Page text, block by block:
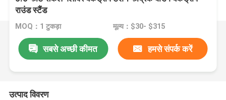
राउंड स्टैंड
MOQ：1 टुकड़ा मूल्य：$30- $315
सबसे अच्छी कीमत हमसे संपर्क करें
उत्पाद विवरण